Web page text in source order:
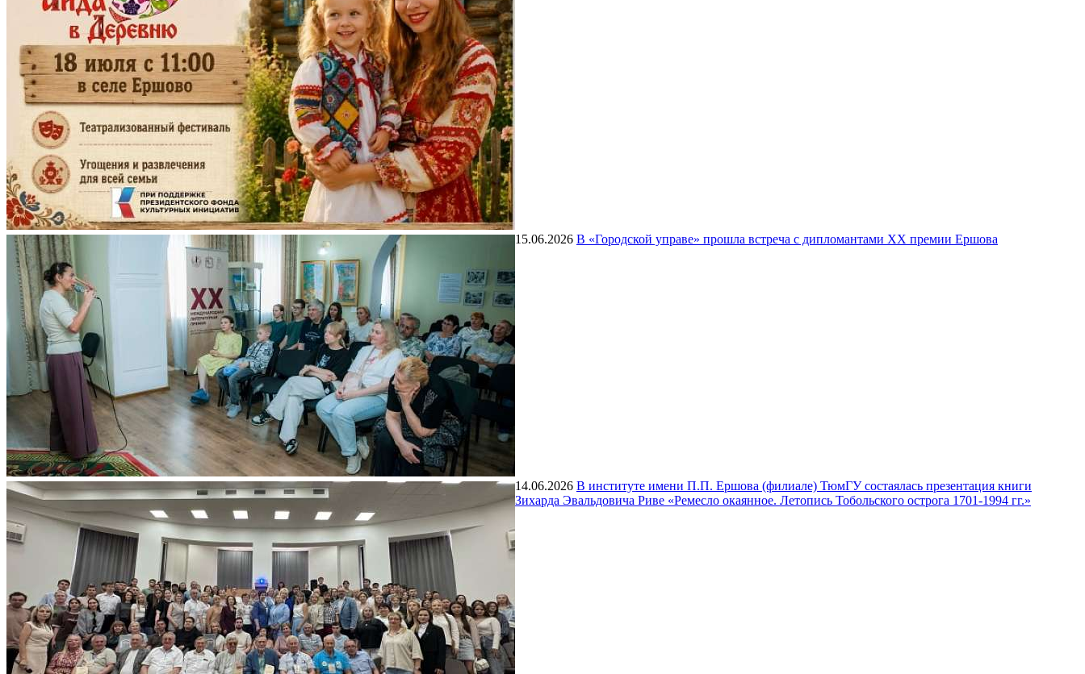
15.06.2026 В «Городской управе» прошла встреча с дипломантами XX премии Ершова
14.06.2026 В институте имени П.П. Ершова (филиале) ТюмГУ состаялась презентация книги
Зихарда Эвальдовича Риве «Ремесло окаянное. Летопись Тобольского острога 1701-1994 гг.»